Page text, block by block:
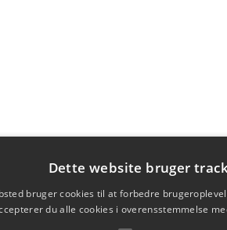
Dette website bruger
bruger cookies til at forbedre
du alle cookies i overensstemmelse